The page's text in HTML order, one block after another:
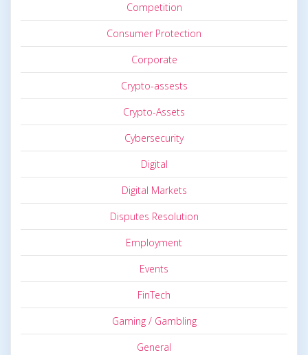
Competition
Consumer Protection
Corporate
Crypto-assests
Crypto-Assets
Cybersecurity
Digital
Digital Markets
Disputes Resolution
Employment
Events
FinTech
Gaming / Gambling
General